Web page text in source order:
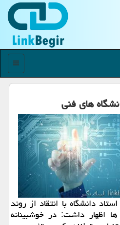
منو
های فنی
دانشگاه با انتقاد از روند
اظهار داشت: در خوشبینانه